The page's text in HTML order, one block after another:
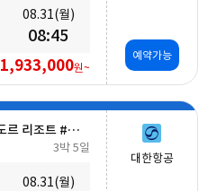
08.31(월)
08:45
1,933,000원~
예약가능
[나트랑 안심 자유여행] 스완도르 리조트 #올인크루시브+오션뷰+미니바 5일
3박 5일
08.31(월)
대한항공